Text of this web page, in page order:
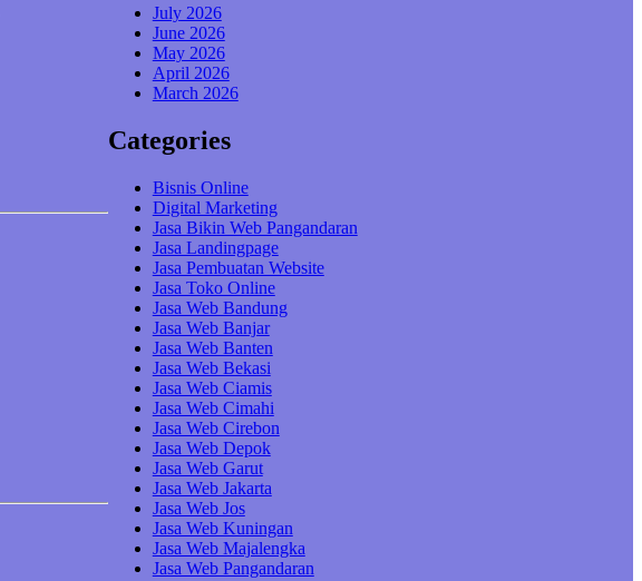
July 2026
June 2026
May 2026
April 2026
March 2026
Categories
Bisnis Online
Digital Marketing
Jasa Bikin Web Pangandaran
Jasa Landingpage
Jasa Pembuatan Website
Jasa Toko Online
Jasa Web Bandung
Jasa Web Banjar
Jasa Web Banten
Jasa Web Bekasi
Jasa Web Ciamis
Jasa Web Cimahi
Jasa Web Cirebon
Jasa Web Depok
Jasa Web Garut
Jasa Web Jakarta
Jasa Web Jos
Jasa Web Kuningan
Jasa Web Majalengka
Jasa Web Pangandaran